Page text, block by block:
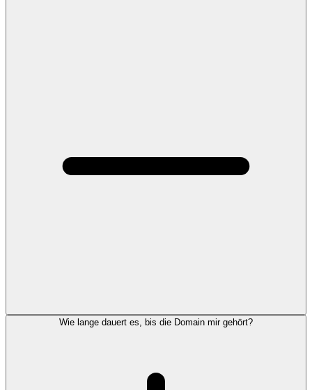
Wie lange dauert es, bis die Domain mir gehört?